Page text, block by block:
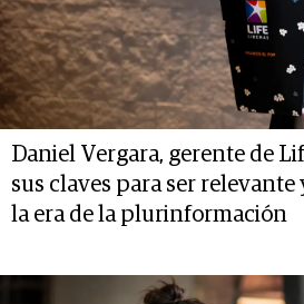
Daniel Vergara, gerente de
sus claves para ser
la era de la plurinformación